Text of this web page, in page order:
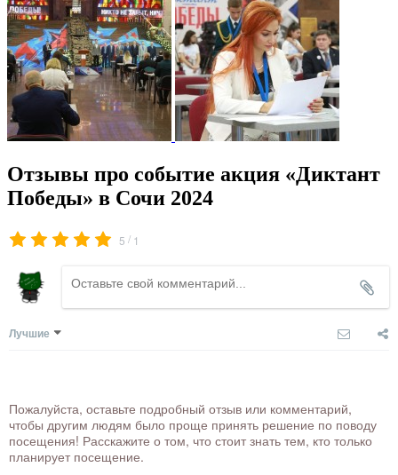
Отзывы про событие акция «Диктант
Победы» в Сочи 2024
5 / 1
Лучшие
Пожалуйста, оставьте подробный отзыв или комментарий,
чтобы другим людям было проще принять решение по поводу
посещения! Расскажите о том, что стоит знать тем, кто только
планирует посещение.